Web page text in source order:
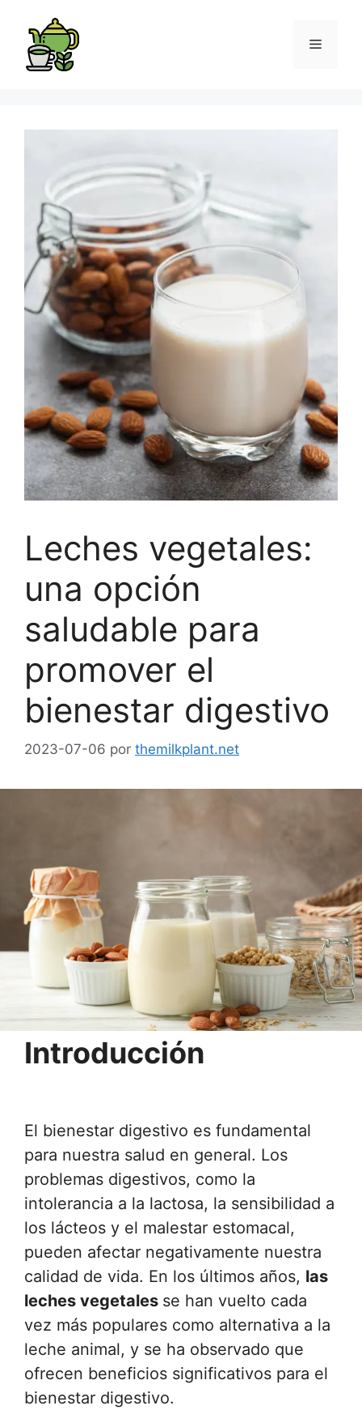
Leches vegetales:
una opción
saludable para
promover el
bienestar digestivo
2023-07-06 por themilkplant.net
Introducción
El bienestar digestivo es fundamental
para nuestra salud en general. Los
problemas digestivos, como la
intolerancia a la lactosa, la sensibilidad a
los lácteos y el malestar estomacal,
pueden afectar negativamente nuestra
calidad de vida. En los últimos años, las
leches vegetales se han vuelto cada
vez más populares como alternativa a la
leche animal, y se ha observado que
ofrecen beneficios significativos para el
bienestar digestivo.